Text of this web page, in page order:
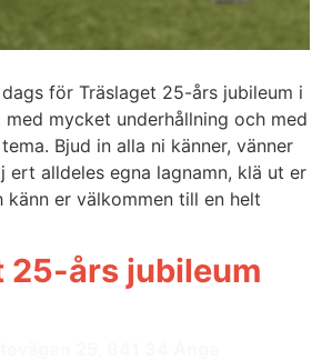
för Träslaget 25-års jubileum i
mycket underhållning och med
Bjud in alla ni känner, vänner
ert alldeles egna lagnamn, klä ut er
er välkommen till en helt
25-års jubileum